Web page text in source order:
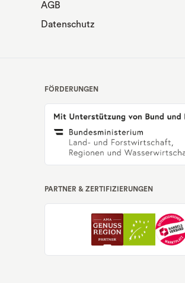
AGB
Datenschutz
FÖRDERUNGEN
PARTNER & ZERTIFIZIERUNGEN